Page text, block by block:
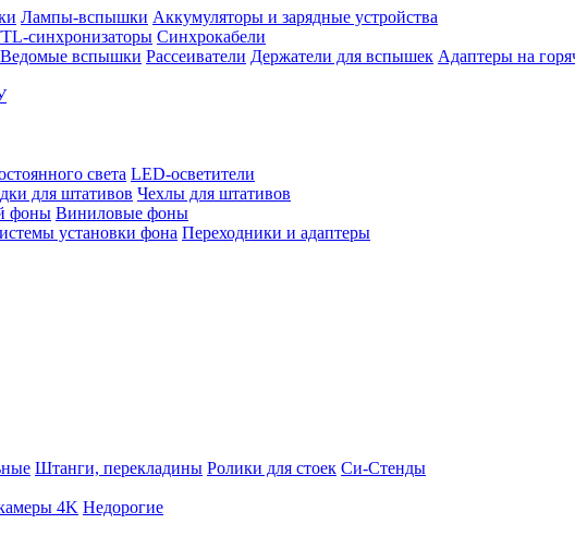
Лампы-вспышки Аккумуляторы и зарядные устройства
синхронизаторы Синхрокабели
Ведомые вспышки Рассеиватели Держатели для вспышек Адаптеры на
света LED-осветители
для штативов Чехлы для штативов
фоны Виниловые фоны
установки фона Переходники и адаптеры
Штанги, перекладины Ролики для стоек Си-Стенды
4K Недорогие